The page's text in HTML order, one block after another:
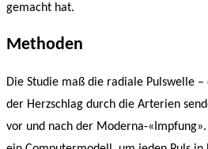
gemacht hat.
Methoden
Die Studie maß die radiale Pulswelle
der Herzschlag durch die Arterien
vor und nach der Moderna-